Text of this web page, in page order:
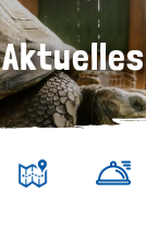
Aktuelles